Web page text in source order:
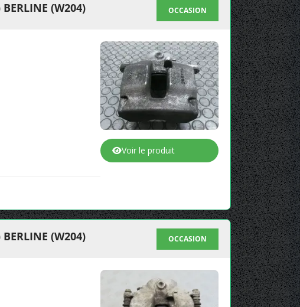
BERLINE (W204) OCCASION
Voir le produit
BERLINE (W204) OCCASION